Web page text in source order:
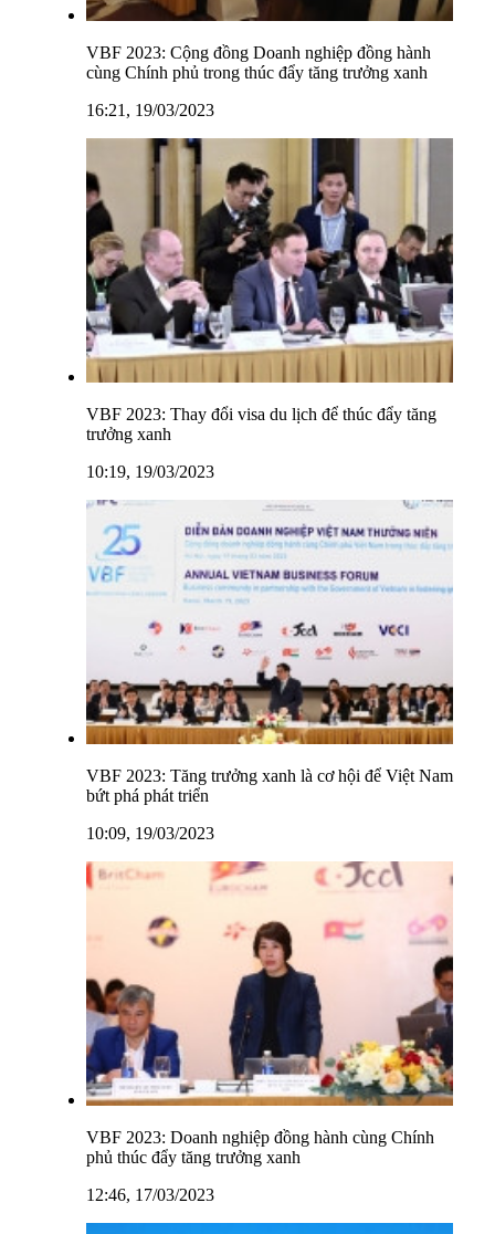
VBF 2023: Cộng đồng Doanh nghiệp đồng hành
cùng Chính phủ trong thúc đẩy tăng trưởng xanh
16:21, 19/03/2023
VBF 2023: Thay đổi visa du lịch để thúc đẩy tăng
trưởng xanh
10:19, 19/03/2023
VBF 2023: Tăng trưởng xanh là cơ hội để Việt Nam
bứt phá phát triển
10:09, 19/03/2023
VBF 2023: Doanh nghiệp đồng hành cùng Chính
phủ thúc đẩy tăng trưởng xanh
12:46, 17/03/2023